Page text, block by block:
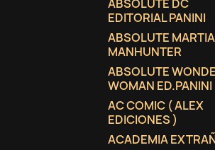
ABSOLUTE DC
EDITORIAL PANINI
ABSOLUTE
MANHUNTER
ABSOLUTE
WOMAN ED.PANINI
AC COMIC ( ALEX
EDICIONES )
ACADEMIA